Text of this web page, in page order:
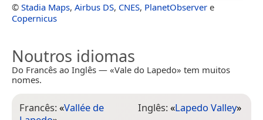
© Stadia Maps, Airbus DS, CNES, PlanetObserver e
Copernicus
Noutros idiomas
Do Francês ao Inglês — «Vale do Lapedo» tem muitos
nomes.
Francês:«Vallée de
Inglês:«Lapedo Valley»